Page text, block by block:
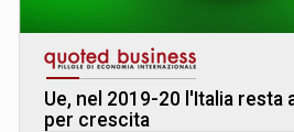
Ue, nel 2019-20 l'Italia resta
per crescita